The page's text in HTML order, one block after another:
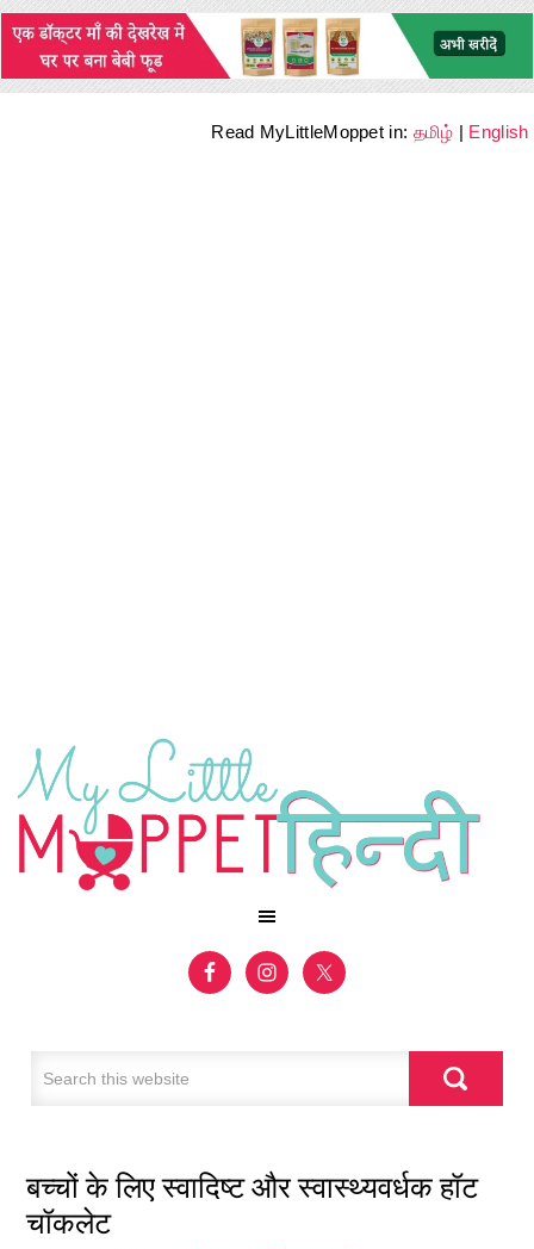
Read MyLittleMoppet in: தமிழ் | English
बच्चों के लिए स्वादिष्ट और स्वास्थ्यवर्धक हॉट
चॉकलेट